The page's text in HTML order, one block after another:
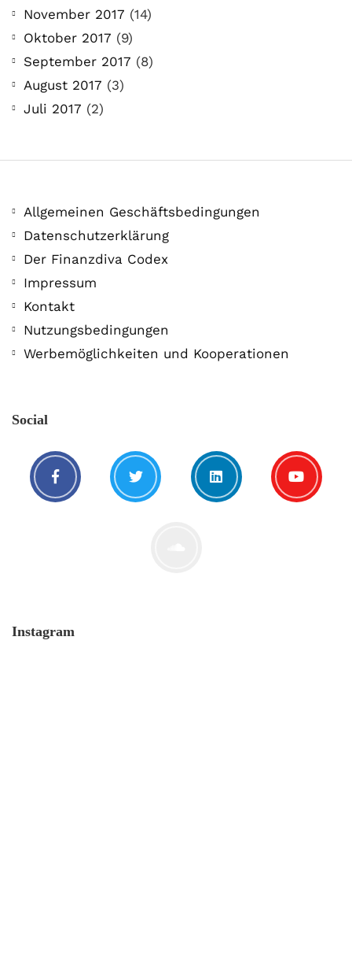
November 2017 (14)
Oktober 2017 (9)
September 2017 (8)
August 2017 (3)
Juli 2017 (2)
Allgemeinen Geschäftsbedingungen
Datenschutzerklärung
Der Finanzdiva Codex
Impressum
Kontakt
Nutzungsbedingungen
Werbemöglichkeiten und Kooperationen
Social
Instagram